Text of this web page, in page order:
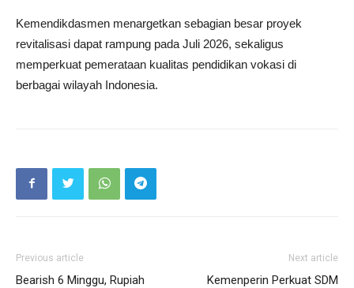
Kemendikdasmen menargetkan sebagian besar proyek
revitalisasi dapat rampung pada Juli 2026, sekaligus
memperkuat pemerataan kualitas pendidikan vokasi di
berbagai wilayah Indonesia.
Previous article
Bearish 6 Minggu, Rupiah
Next article
Kemenperin Perkuat SDM